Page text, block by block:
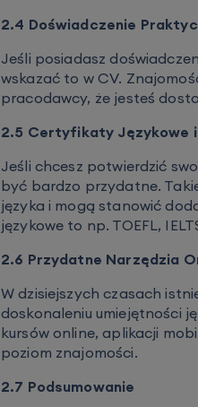
2.4 Doświadczenie
Jeśli posiadasz
wskazać to w CV.
pracodawcy, że jesteś
2.5 Certyfikaty Językowe
Jeśli chcesz potwierdzić
być bardzo przydatne.
języka i mogą stanowić
językowe to np. TOEFL,
2.6 Przydatne Narzędzia
W dzisiejszych czasach
doskonaleniu umiejętności
kursów online, aplikacji
poziom znajomości.
2.7 Podsumowanie